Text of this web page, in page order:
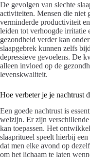
De gevolgen van slechte
activiteiten. Mensen die niet
verminderde productiviteit
leiden tot verhoogde irritatie
gezondheid verder kan
slaapgebrek kunnen zelfs
depressieve gevoelens. De
alleen invloed op de
levenskwaliteit.
Hoe verbeter je je nachtrust
Een goede nachtrust is
welzijn. Er zijn verschillende
kan toepassen. Het
slaapritueel speelt hierbij
dat men elke avond op
om het lichaam te laten